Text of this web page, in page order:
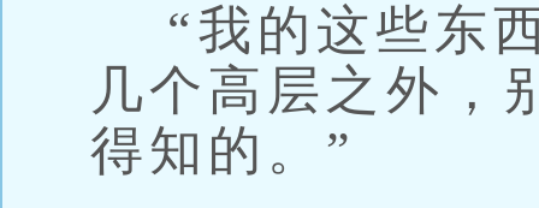
“我的这些东
几个高层之外，
得知的。”